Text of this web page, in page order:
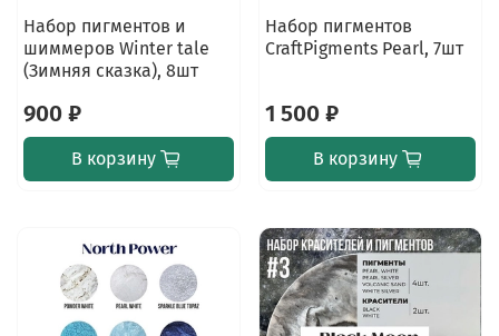
Набор пигментов и
шиммеров Winter tale
(Зимняя сказка), 8шт
900 ₽
В корзину
Набор пигментов
CraftPigments Pearl, 7шт
1 500 ₽
В корзину